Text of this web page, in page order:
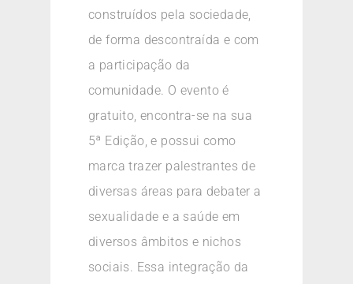
construídos pela sociedade,
de forma descontraída e com
a participação da
comunidade. O evento é
gratuito, encontra-se na sua
5ª Edição, e possui como
marca trazer palestrantes de
diversas áreas para debater a
sexualidade e a saúde em
diversos âmbitos e nichos
sociais. Essa integração da